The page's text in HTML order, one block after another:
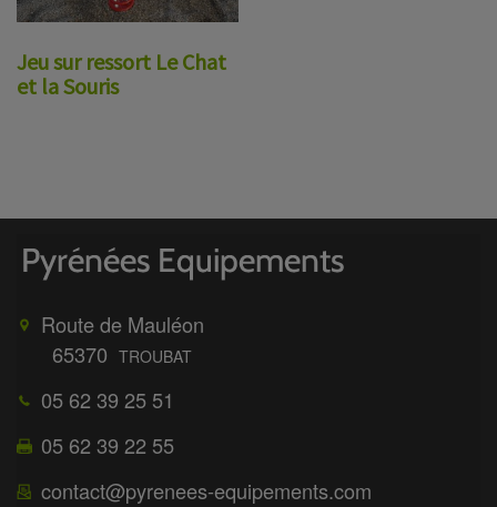
Jeu sur ressort Le Chat
et la Souris
Route de Mauléon
65370 TROUBAT
05 62 39 25 51
05 62 39 22 55
contact@pyrenees-equipements.com